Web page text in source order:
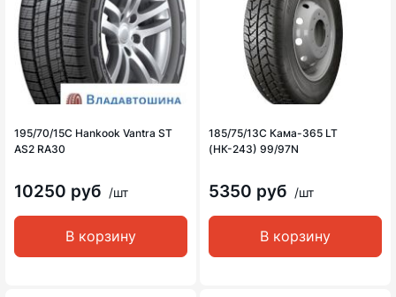
195/70/15C Hankook Vantra ST
AS2 RA30
10250 руб /шт
В корзину
185/75/13C Кама-365 LT
(НК-243) 99/97N
5350 руб /шт
В корзину